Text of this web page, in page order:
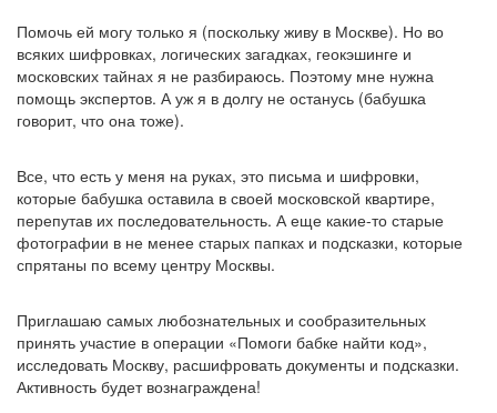
Помочь ей могу только я (поскольку живу в Москве). Но во
всяких шифровках, логических загадках, геокэшинге и
московских тайнах я не разбираюсь. Поэтому мне нужна
помощь экспертов. А уж я в долгу не останусь (бабушка
говорит, что она тоже).
Все, что есть у меня на руках, это письма и шифровки,
которые бабушка оставила в своей московской квартире,
перепутав их последовательность. А еще какие-то старые
фотографии в не менее старых папках и подсказки, которые
спрятаны по всему центру Москвы.
Приглашаю самых любознательных и сообразительных
принять участие в операции «Помоги бабке найти код»,
исследовать Москву, расшифровать документы и подсказки.
Активность будет вознаграждена!